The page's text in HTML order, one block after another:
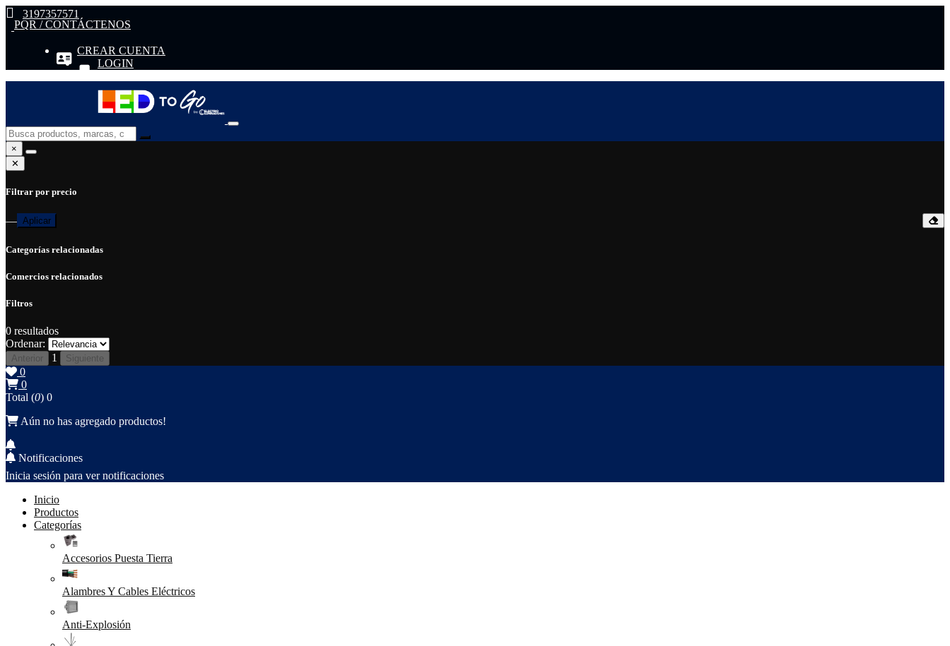
3197357571
PQR / CONTÁCTENOS
CREAR CUENTA
LOGIN
×
✕
Filtrar por precio
— Aplicar
Categorías relacionadas
Comercios relacionados
Filtros
0 resultados
Ordenar:
Anterior 1 Siguiente
0
0
Total (0) 0
Aún no has agregado productos!
Notificaciones
Inicia sesión para ver notificaciones
Inicio
Productos
Categorías
Accesorios Puesta Tierra
Alambres Y Cables Eléctricos
Anti-Explosión